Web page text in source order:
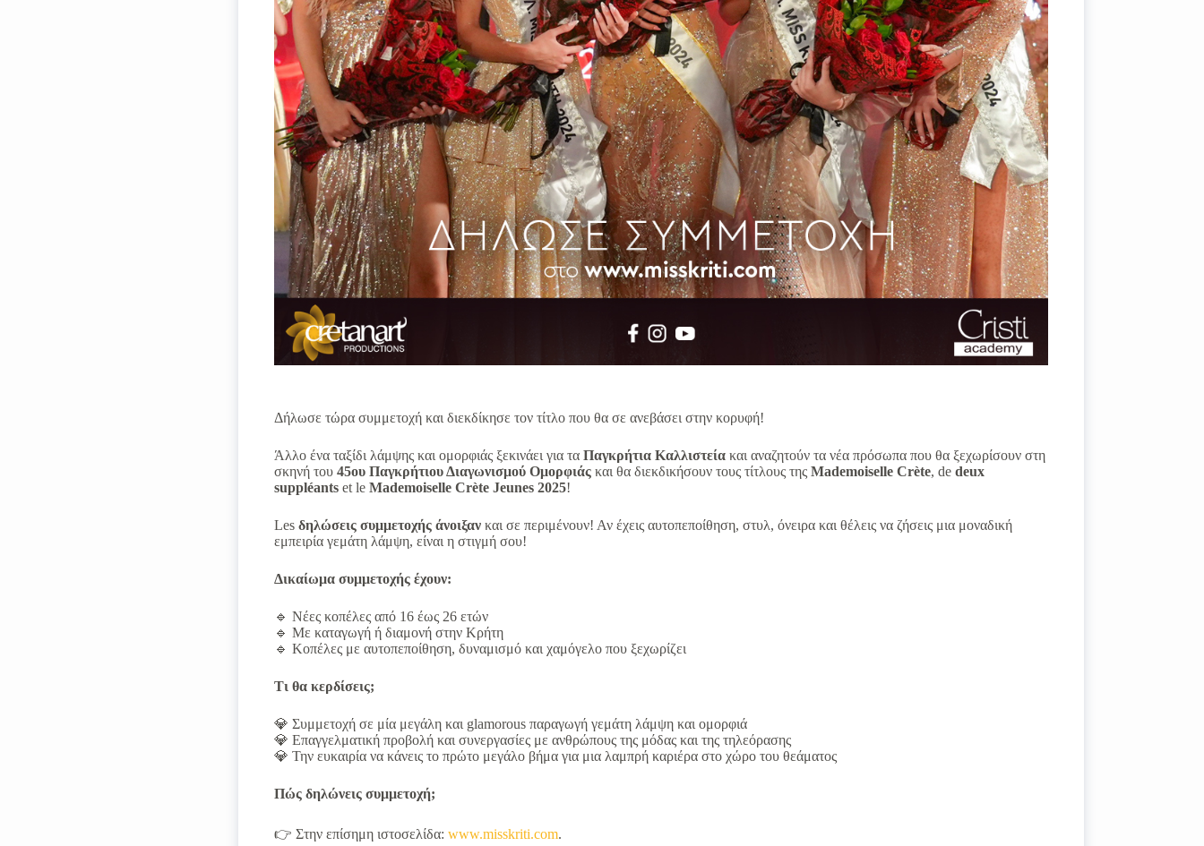
Δήλωσε τώρα συμμετοχή και διεκδίκησε τον τίτλο που θα σε ανεβάσει στην κορυφή!
Άλλο ένα ταξίδι λάμψης και ομορφιάς ξεκινάει για ταΠαγκρήτια Καλλιστείακαι αναζητούν τα νέα πρόσωπα που θα ξεχωρίσουν στη
σκηνή του45ου Παγκρήτιου Διαγωνισμού Ομορφιάςκαι θα διεκδικήσουν τους τίτλους τηςMademoiselle Crète, dedeux
suppléants et leMademoiselle CrèteJeunes 2025!
Lesδηλώσεις συμμετοχής άνοιξαν και σε περιμένουν! Αν έχεις αυτοπεποίθηση, στυλ, όνειρα και θέλεις να ζήσεις μια μοναδική
εμπειρία γεμάτη λάμψη, είναι η στιγμή σου!
Δικαίωμα συμμετοχής έχουν:
🔹 Νέες κοπέλες από 16 έως 26 ετών
🔹 Με καταγωγή ή διαμονή στην Κρήτη
🔹 Κοπέλες με αυτοπεποίθηση, δυναμισμό και χαμόγελο που ξεχωρίζει
Τι θα κερδίσεις;
💎 Συμμετοχή σε μία μεγάλη και glamorous παραγωγή γεμάτη λάμψη και ομορφιά
💎 Επαγγελματική προβολή και συνεργασίες με ανθρώπους της μόδας και της τηλεόρασης
💎 Την ευκαιρία να κάνεις το πρώτο μεγάλο βήμα για μια λαμπρή καριέρα στο χώρο του θεάματος
Πώς δηλώνεις συμμετοχή;
👉 Στην επίσημη ιστοσελίδα:www.misskriti.com.